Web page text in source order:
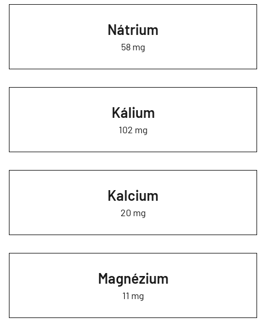
Nátrium
58 mg
Kálium
102 mg
Kalcium
20 mg
Magnézium
11 mg